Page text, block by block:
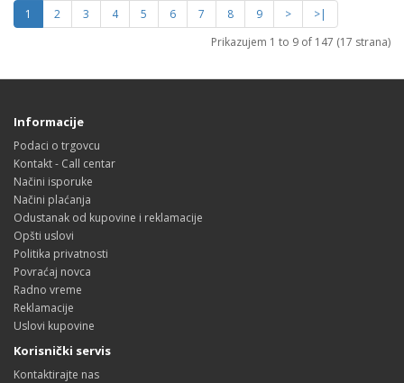
1 2 3 4 5 6 7 8 9 >
>|
Prikazujem 1 to 9 of 147 (17 strana)
Informacije
Podaci o trgovcu
Kontakt - Call centar
Načini isporuke
Načini plaćanja
Odustanak od kupovine i reklamacije
Opšti uslovi
Politika privatnosti
Povraćaj novca
Radno vreme
Reklamacije
Uslovi kupovine
Korisnički servis
Kontaktirajte nas